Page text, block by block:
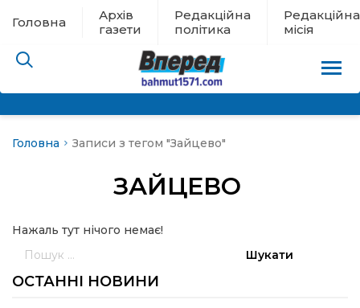
Головна
Архів
газети
Редакційна
політика
Редакційна
місія
новини
Головна Записи з тегом "Зайцево"
ЗАЙЦЕВО
Нажаль тут нічого немає!
ОСТАННІ НОВИНИ